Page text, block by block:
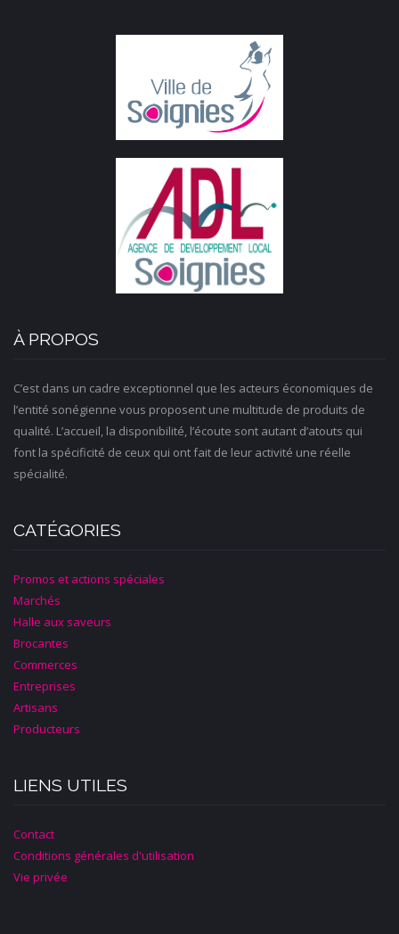
À PROPOS
C’est dans un cadre exceptionnel que les acteurs économiques de
l’entité sonégienne vous proposent une multitude de produits de
qualité. L’accueil, la disponibilité, l’écoute sont autant d’atouts qui
font la spécificité de ceux qui ont fait de leur activité une réelle
spécialité.
CATÉGORIES
Promos et actions spéciales
Marchés
Halle aux saveurs
Brocantes
Commerces
Entreprises
Artisans
Producteurs
LIENS UTILES
Contact
Conditions générales d'utilisation
Vie privée